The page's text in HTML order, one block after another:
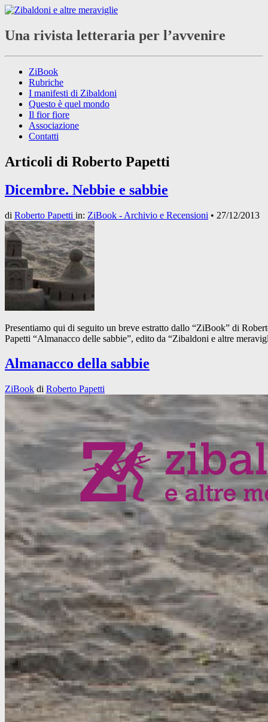
Una rivista letteraria per l’avvenire
ZiBook
Rubriche
I manifesti di Zibaldoni
Questo è quel mondo
Il fior fiore
Associazione
Contatti
Articoli di Roberto Papetti
Dicembre. Nebbie e sabbie
di Roberto Papetti in: ZiBook - Archivio e Recensioni • 27/12/2013
Presentiamo qui di seguito un breve estratto dallo “ZiBook” di
Papetti “Almanacco delle sabbie”, edito da “Zibaldoni e altre
Almanacco della sabbie
ZiBook di Roberto Papetti